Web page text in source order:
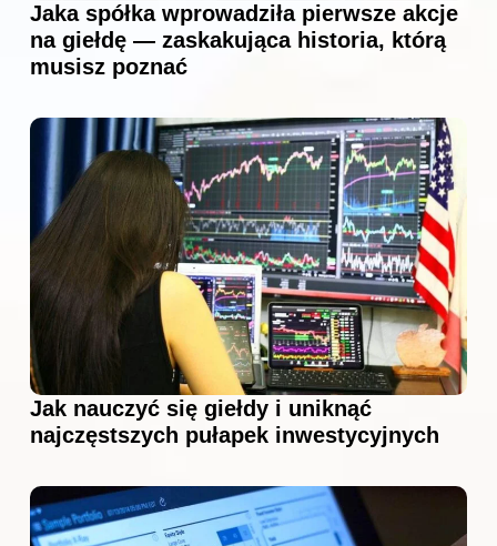
Jaka spółka wprowadziła pierwsze akcje
na giełdę — zaskakująca historia, którą
musisz poznać
Jak nauczyć się giełdy i uniknąć
najczęstszych pułapek inwestycyjnych